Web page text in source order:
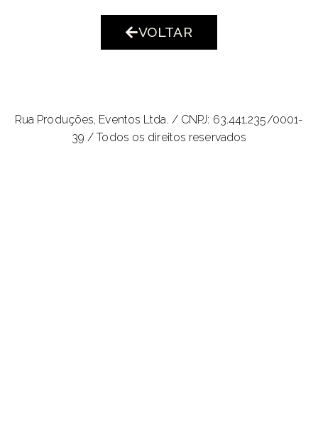
VOLTAR
Rua Produções, Eventos Ltda. / CNPJ: 63.441.235/0001-
39 / Todos os direitos reservados